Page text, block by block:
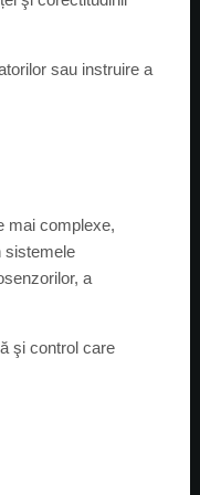
sau instruire a
mai complexe,
sistemele
a
şi control care